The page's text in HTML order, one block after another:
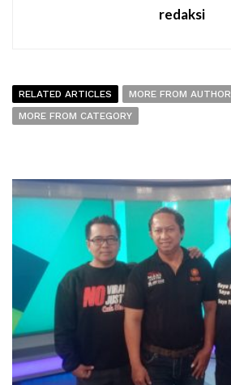
redaksi
RELATED ARTICLES
MORE FROM AUTHOR
MORE FROM CATEGORY